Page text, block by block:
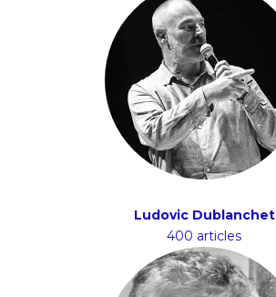
Ludovic Dublanchet
400 articles